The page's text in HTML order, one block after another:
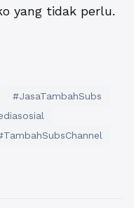
yang tidak perlu.
#JasaTambahSubs